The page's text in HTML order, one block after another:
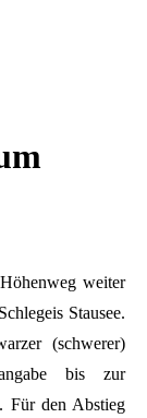
weiter
Stausee.
(schwerer)
bis zur
Für den Abstieg